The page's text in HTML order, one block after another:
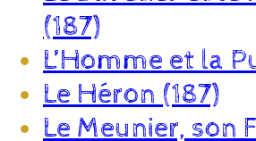
(187)
L’Homme et la
Le Héron (187)
Le Meunier, son